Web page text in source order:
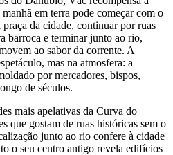
em terra pode começar com o
da cidade, continuar por ruas
barroca e terminar junto ao rio,
ao sabor da corrente. A
mas na atmosfera: a
por mercadores, bispos,
de séculos.
mais apelativas da Curva do
que gostam de ruas históricas sem o
junto ao rio confere à cidade
o seu centro antigo revela edifícios